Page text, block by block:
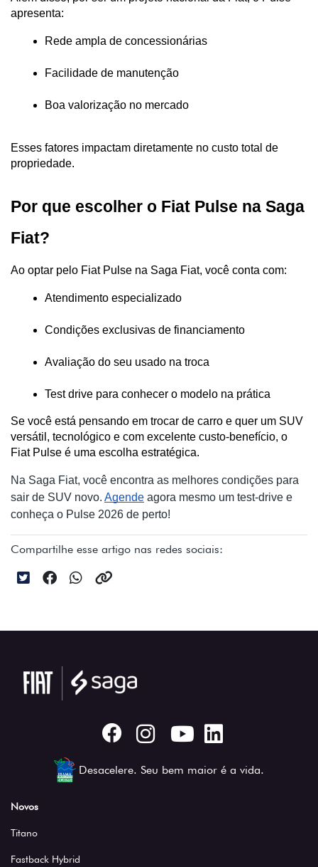
apresenta:
Rede ampla de concessionárias
Facilidade de manutenção
Boa valorização no mercado
Esses fatores impactam diretamente no custo total de
propriedade.
Por que escolher o Fiat Pulse na Saga
Fiat?
Ao optar pelo Fiat Pulse na Saga Fiat, você conta com:
Atendimento especializado
Condições exclusivas de financiamento
Avaliação do seu usado na troca
Test drive para conhecer o modelo na prática
Se você está pensando em trocar de carro e quer um SUV
versátil, tecnológico e com excelente custo-benefício, o
Fiat Pulse é uma escolha estratégica.
Na Saga Fiat, você encontra as melhores condições para
sair de SUV novo. Agende agora mesmo um test-drive e
conheça o Pulse 2026 de perto!
Compartilhe esse artigo nas redes sociais:
Desacelere. Seu bem maior é a vida.
Novos
Titano
Fastback Hybrid